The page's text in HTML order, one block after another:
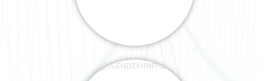
JUGENDZAHNPFLEGE